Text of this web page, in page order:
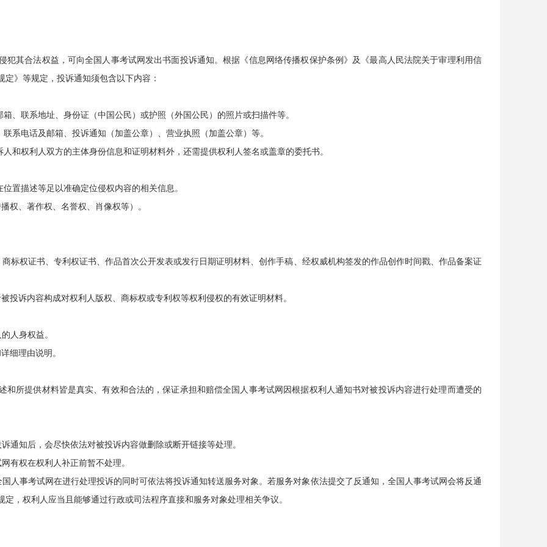
犯其合法权益，可向全国人事考试网发出书面投诉通知。根据《信息网络传播权保护条例》及《最高人民法院关于审理利用信
》等规定，投诉通知须包含以下内容：
、联系地址、身份证（中国公民）或护照（外国公民）的照片或扫描件等。
系电话及邮箱、投诉通知（加盖公章）、营业执照（加盖公章）等。
和权利人双方的主体身份信息和证明材料外，还需提供权利人签名或盖章的委托书。
置描述等足以准确定位侵权内容的相关信息。
权、著作权、名誉权、肖像权等）。
证书、专利权证书、作品首次公开发表或发行日期证明材料、创作手稿、经权威机构签发的作品创作时间戳、作品备案证
内容构成对权利人版权、商标权或专利权等权利侵权的有效证明材料。
人身权益。
理由说明。
和所提供材料皆是真实、有效和合法的，保证承担和赔偿全国人事考试网因根据权利人通知书对被投诉内容进行处理而遭受的
通知后，会尽快依法对被投诉内容做删除或断开链接等处理。
有权在权利人补正前暂不处理。
人事考试网在进行处理投诉的同时可依法将投诉通知转送服务对象。若服务对象依法提交了反通知，全国人事考试网会将反通
，权利人应当且能够通过行政或司法程序直接和服务对象处理相关争议。